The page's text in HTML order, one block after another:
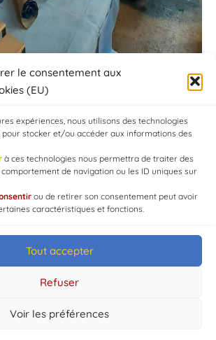
le consentement aux
(EU)
expériences, nous utilisons des technologies
pour stocker et/ou accéder aux informations des
à ces technologies nous permettra de traiter des
de navigation ou les ID uniques sur
ou de retirer son consentement peut avoir
caractéristiques et fonctions.
Tout accepter
Refuser
Voir les préférences
[2004-2024] | Tous droits réservés.
Developed byWEB3-DESIGN